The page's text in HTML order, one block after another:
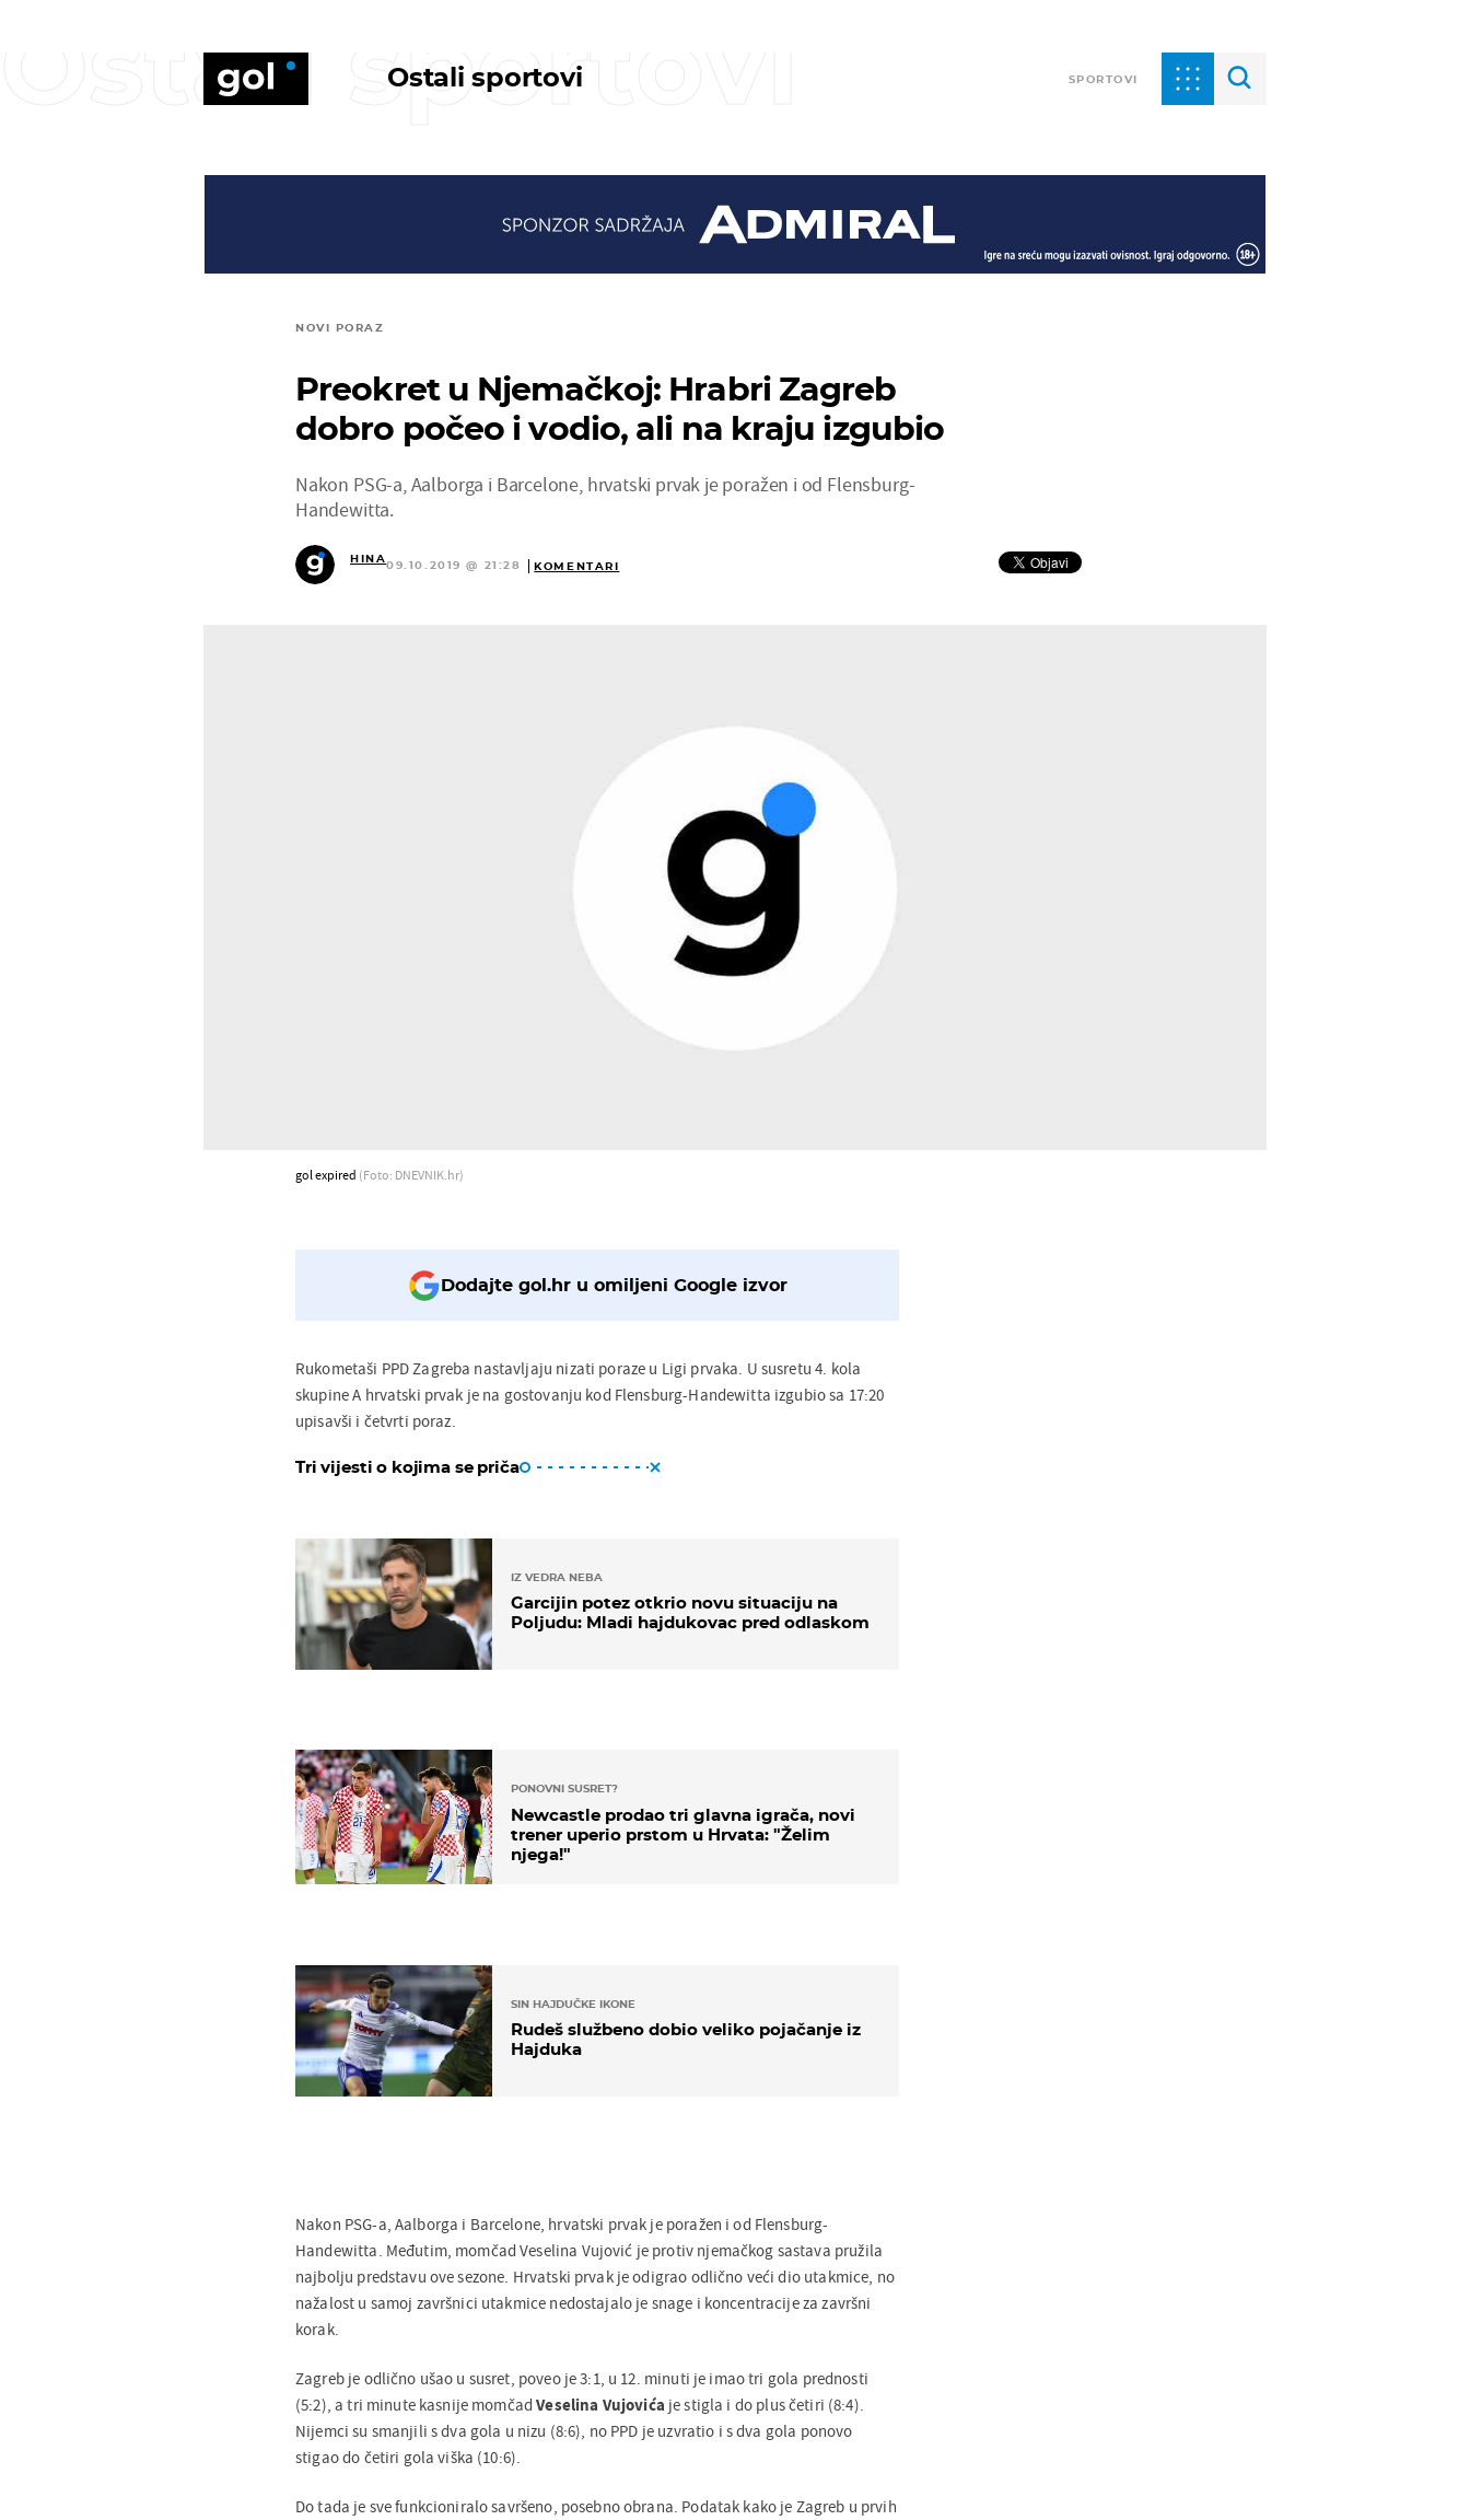
Ostali sportovi SPORTOVI
Ostali sportovi
NOVI PORAZ
Preokret u Njemačkoj: Hrabri Zagreb
dobro počeo i vodio, ali na kraju izgubio
Nakon PSG-a, Aalborga i Barcelone, hrvatski prvak je poražen i od Flensburg-
Handewitta.
HINA
09.10.2019 @ 21:28 KOMENTARI
gol expired (Foto: DNEVNIK.hr)
Dodajte gol.hr u omiljeni Google izvor
Rukometaši PPD Zagreba nastavljaju nizati poraze u Ligi prvaka. U susretu 4. kola
skupine A hrvatski prvak je na gostovanju kod Flensburg-Handewitta izgubio sa 17:20
upisavši i četvrti poraz.
Tri vijesti o kojima se priča
IZ VEDRA NEBA
Garcijin potez otkrio novu situaciju na
Poljudu: Mladi hajdukovac pred odlaskom
PONOVNI SUSRET?
Newcastle prodao tri glavna igrača, novi
trener uperio prstom u Hrvata: "Želim
njega!"
SIN HAJDUČKE IKONE
Rudeš službeno dobio veliko pojačanje iz
Hajduka
Nakon PSG-a, Aalborga i Barcelone, hrvatski prvak je poražen i od Flensburg-
Handewitta. Međutim, momčad Veselina Vujović je protiv njemačkog sastava pružila
najbolju predstavu ove sezone. Hrvatski prvak je odigrao odlično veći dio utakmice, no
nažalost u samoj završnici utakmice nedostajalo je snage i koncentracije za završni
korak.
Zagreb je odlično ušao u susret, poveo je 3:1, u 12. minuti je imao tri gola prednosti
(5:2), a tri minute kasnije momčadVeselina Vujovića je stigla i do plus četiri (8:4).
Nijemci su smanjili s dva gola u nizu (8:6), no PPD je uzvratio i s dva gola ponovo
stigao do četiri gola viška (10:6).
Do tada je sve funkcioniralo savršeno, posebno obrana. Podatak kako je Zagreb u prvih